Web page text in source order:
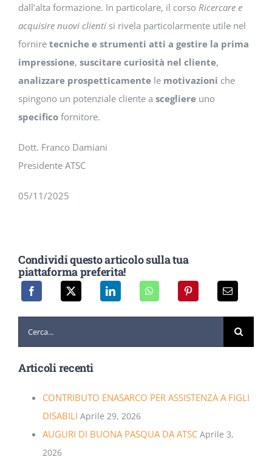
dall’alta formazione. In particolare, il corso Ricercare e
acquisire nuovi clientisi rivela particolarmente utile nel
fornire tecniche e strumenti atti a gestire la prima
impressione, suscitare curiosità nel cliente,
analizzare prospetticamentele motivazioni che
spingono un potenziale cliente a scegliereuno
specificofornitore.
Dott. Franco Damiani
Presidente ATSC
05/11/2025
Condividi questo articolo sulla tua
piattaforma preferita!
per:
Articoli recenti
CONTRIBUTO ENASARCO PER ASSISTENZA A FIGLI
DISABILI Aprile 29, 2026
AUGURI DI BUONA PASQUA DA ATSC Aprile 3,
2026